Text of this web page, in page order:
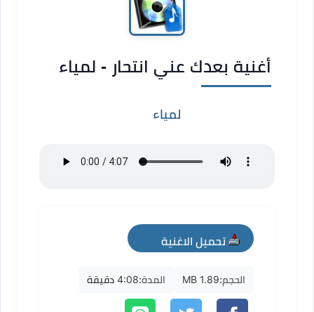
أغنية بعدك عني انتحار - لمياء
لمياء
تحميل الاغنية
mp3
الحجم:1.89 MB المدة:4:08 دقيقة